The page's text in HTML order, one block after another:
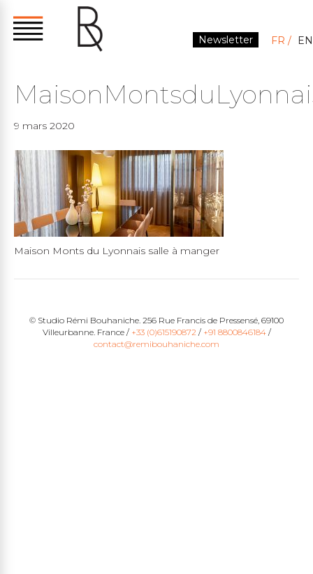
Newsletter FR EN
9 mars 2020
Maison Monts du Lyonnais salle à manger
© Studio Rémi Bouhaniche. 256 Rue Francis de Pressensé, 69100
Villeurbanne. France / +33 (0)615190872/ +91 8800846184/
contact@remibouhaniche.com